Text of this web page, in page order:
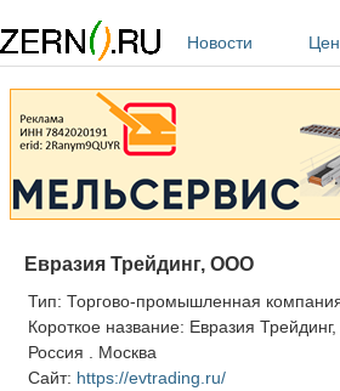
Новости
Евразия Трейдинг, ООО
Тип: Торгово-промышленная
Короткое название: Евразия
Россия
Москва
Сайт: https://evtrading.ru/